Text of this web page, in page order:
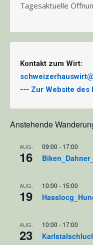
Tagesaktuelle
Kontakt zum Wirt:
--- Zur Website des
Anstehende
AUG.
16
09:00 - 17:00
AUG.
19
10:00 - 15:00
AUG.
23
10:00 - 17:00